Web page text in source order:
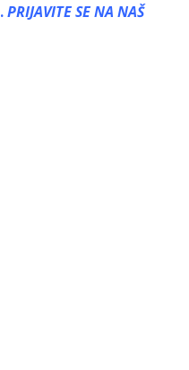
.PRIJAVITE SE NA NAŠ